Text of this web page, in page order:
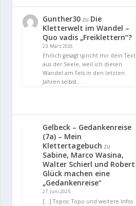
Gunther30 zu Die
Kletterwelt im Wandel –
Quo vadis „Freiklettern“?
23. März 2026
Ehrlich gesagt spricht mir dein Text
aus der Seele, weil ich diesen
Wandel am Fels in den letzten
Jahren selbst…
Gelbeck – Gedankenreise
(7a) – Mein
Klettertagebuch zu
Sabine, Marco Wasina,
Walter Schierl und Robert
Glück machen eine
„Gedankenreise“
27. Juni 2025
[…] Topos: Topo und weitere Infos